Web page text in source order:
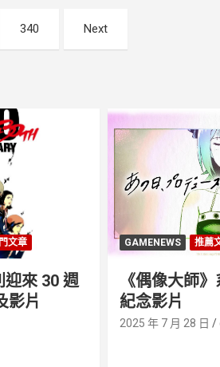
340 Next
文章
迎來 30 週
影片
GAMENEWS 推薦
《偶像大師
紀念影片
2025 年 7 月 28 日